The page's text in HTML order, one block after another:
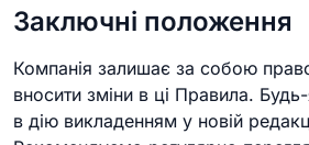
Заключні положення
Компанія залишає за собою
вносити зміни в ці Правила.
в дію викладенням у новій